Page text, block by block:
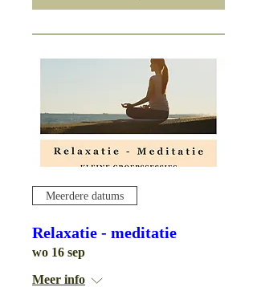
Meerdere datums
Relaxatie - meditatie
wo 16 sep
Meer info